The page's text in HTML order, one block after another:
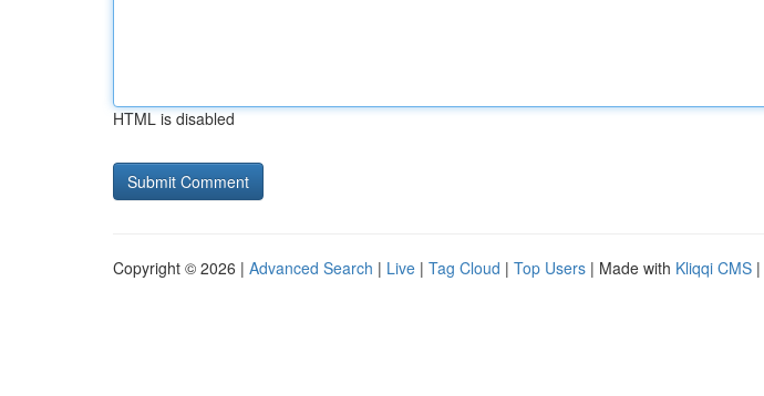
HTML is disabled
Copyright © 2026 | Advanced Search | Live | Tag Cloud | Top Users | Made with Kliqqi CMS |